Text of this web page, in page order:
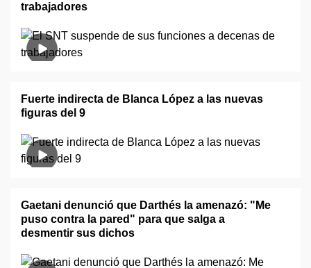
trabajadores
Fuerte indirecta de Blanca López a las nuevas
figuras del 9
Gaetani denunció que Darthés la amenazó: "Me
puso contra la pared" para que salga a
desmentir sus dichos